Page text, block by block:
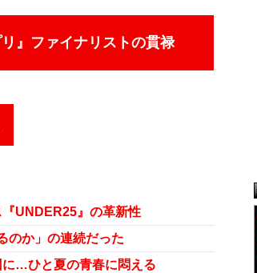
』ファイナリストの貫禄
UNDER25』の革新性
のか」の連続だった
…ひと夏の青春に悶える